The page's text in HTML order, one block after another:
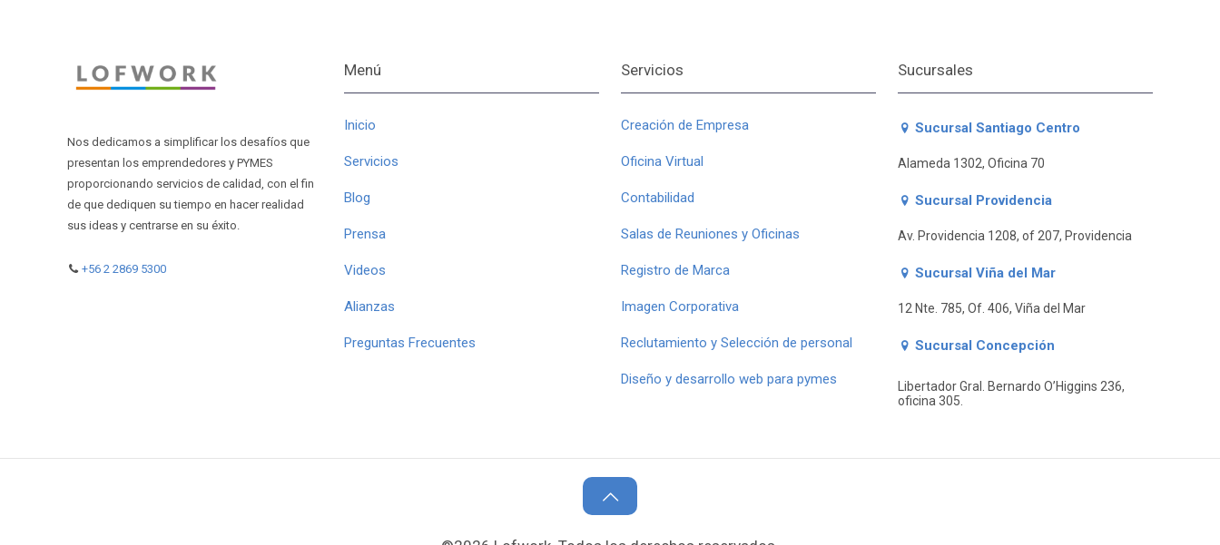
Nos dedicamos a simplificar los desafíos que
presentan los emprendedores y PYMES
proporcionando servicios de calidad, con el fin
de que dediquen su tiempo en hacer realidad
sus ideas y centrarse en su éxito.
+56 2 2869 5300
Menú
Inicio
Servicios
Blog
Prensa
Videos
Alianzas
Preguntas Frecuentes
Servicios
Creación de Empresa
Oficina Virtual
Contabilidad
Salas de Reuniones y Oficinas
Registro de Marca
Imagen Corporativa
Reclutamiento y Selección de personal
Diseño y desarrollo web para pymes
Sucursales
Sucursal Santiago Centro
Alameda 1302, Oficina 70
Sucursal Providencia
Av. Providencia 1208, of 207, Providencia
Sucursal Viña del Mar
12 Nte. 785, Of. 406, Viña del Mar
Sucursal Concepción
Libertador Gral. Bernardo O’Higgins 236,
oficina 305.